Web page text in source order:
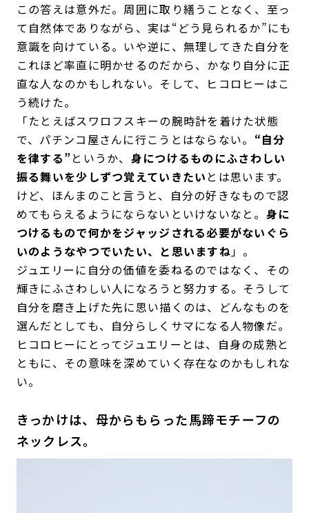
この答えは意外だ。周囲に取り繕うことなく、至っ
て自然体でありながら、実は“どう見られるか”にも
意識を向けている。いや逆に、無理してきた自分を
これほど率直に明かせるのだから、かなり自分に正
直な人なのかもしれない。そして、ヒコロヒーはこ
う続けた。
「たとえばスワロフスキーの腕時計を着けた状態
で、パチンコ屋さんに行こうとはならない。 “自分
を律する”というか、 身につけるものにふさわしい
振る舞いを少しずつ覚えていきたい とは思います。
けど、ほんまのこと言うと、自分の好きなもので認
めてもらえるようにならないといけないなと。 身に
つけるもので何かをジャッジされる必要がないぐら
いのようなやつでいたい、と思いますね」。
ジュエリーに自分の価値を委ねるのではなく、その
輝きにふさわしい人になろうと努力する。そうして
自分を磨き上げた先に思い描くのは、どんなものを
選んだとしても、自分らしくサマになる人物像だ。
ヒコロヒーにとってジュエリーとは、自身の成熟と
ともに、その意味を深めていく存在なのかもしれな
い。
きっかけは、母からもらった馬蹄モチーフの
ネックレス。